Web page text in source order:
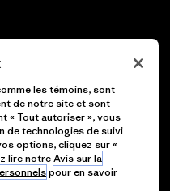
les témoins, sont
de notre site et sont
« Tout autoriser », vous
de technologies de suivi
options, cliquez sur «
lire notreAvis sur la
pour en savoir